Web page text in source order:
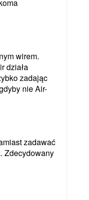
wirem.
działa
zadając
nie Air-
zadawać
Zdecydowany